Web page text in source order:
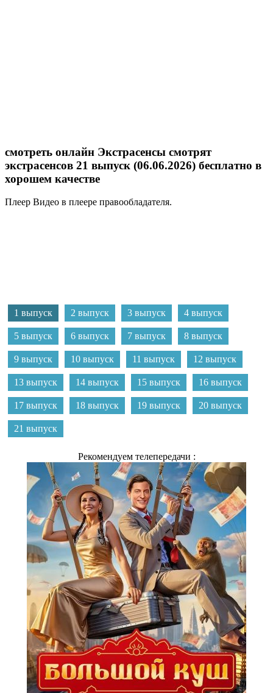
смотреть онлайн Экстрасенсы смотрят
экстрасенсов 21 выпуск (06.06.2026) бесплатно в
хорошем качестве
Плеер Видео в плеере правообладателя.
1 выпуск 2 выпуск 3 выпуск 4 выпуск
5 выпуск 6 выпуск 7 выпуск 8 выпуск
9 выпуск 10 выпуск 11 выпуск 12 выпуск
13 выпуск 14 выпуск 15 выпуск 16 выпуск
17 выпуск 18 выпуск 19 выпуск 20 выпуск
21 выпуск
Рекомендуем телепередачи :